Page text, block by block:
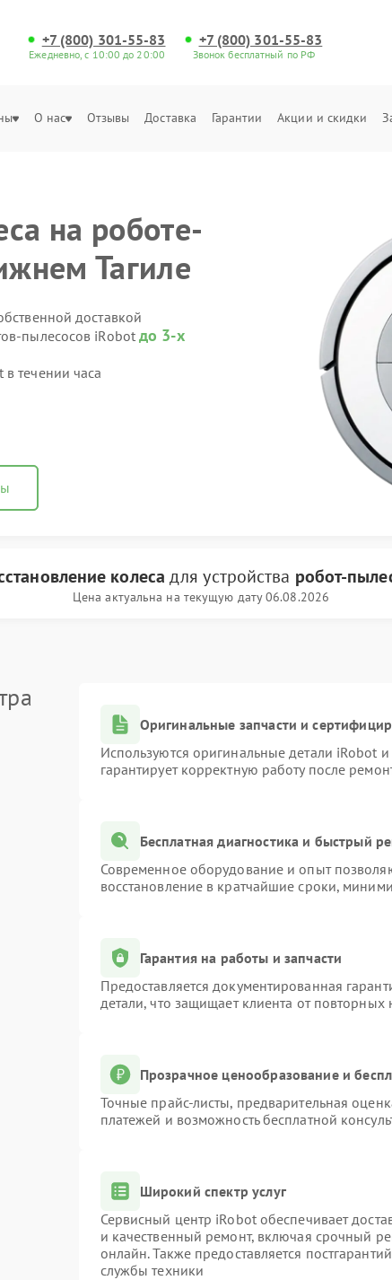
+7 (800) 301-55-83
Ежедневно, с 10:00 до 20:00
+7 (800) 301-55-83
Звонок бесплатный по РФ
О нас Отзывы Доставка Гарантии Акции и скидки
на роботе-
Тагиле
доставкой
пылесосов iRobot до 3-х
течении часа
колеса для устройства робот-
Цена актуальна на текущую дату 06.08.2026
Оригинальные запчасти и
Используются оригинальные детали
гарантирует корректную работу после
Бесплатная диагностика и быстрый
Современное оборудование и опыт
восстановление в кратчайшие сроки,
Гарантия на работы и запчасти
Предоставляется документированная
детали, что защищает клиента от повторных
Прозрачное ценообразование и
Точные прайс-листы, предварительная
платежей и возможность бесплатной
Широкий спектр услуг
Сервисный центр iRobot обеспечивает
и качественный ремонт, включая срочный
онлайн. Также предоставляется
службы техники